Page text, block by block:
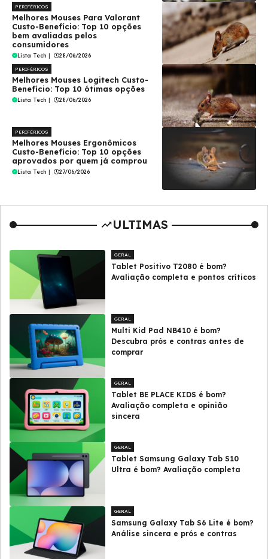
PERIFÉRICOS
Melhores Mouses Para Valorant
Custo-Benefício: Top 10 opções
bem avaliadas pelos
consumidores
Lista Tech | 28/06/2026
PERIFÉRICOS
Melhores Mouses Logitech Custo-
Benefício: Top 10 ótimas opções
Lista Tech | 28/06/2026
PERIFÉRICOS
Melhores Mouses Ergonômicos
Custo-Benefício: Top 10 opções
aprovados por quem já comprou
Lista Tech | 27/06/2026
ULTIMAS
GERAL
Tablet Positivo T2080 é bom?
Avaliação completa e pontos críticos
GERAL
Multi Kid Pad NB410 é bom?
Descubra prós e contras antes de
comprar
GERAL
Tablet BE PLACE KIDS é bom?
Avaliação completa e opinião
sincera
GERAL
Tablet Samsung Galaxy Tab S10
Ultra é bom? Avaliação completa
GERAL
Samsung Galaxy Tab S6 Lite é bom?
Análise sincera e prós e contras